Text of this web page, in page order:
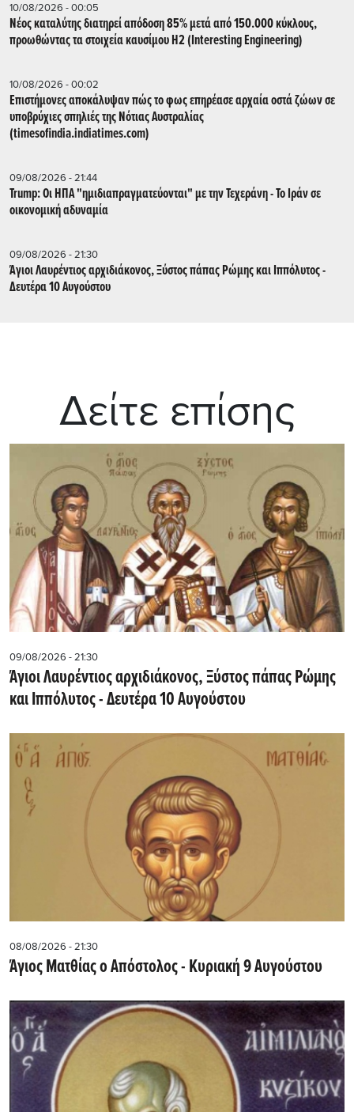
10/08/2026 - 00:05
Nέος καταλύτης διατηρεί απόδοση 85% μετά από 150.000 κύκλους,
προωθώντας τα στοιχεία καυσίμου H2 (Interesting Engineering)
10/08/2026 - 00:02
Επιστήμονες αποκάλυψαν πώς το φως επηρέασε αρχαία οστά ζώων σε
υποβρύχιες σπηλιές της Νότιας Αυστραλίας
(timesofindia.indiatimes.com)
09/08/2026 - 21:44
Trump: Οι ΗΠΑ "ημιδιαπραγματεύονται" με την Τεχεράνη - Το Ιράν σε
οικονομική αδυναμία
09/08/2026 - 21:30
Άγιοι Λαυρέντιος αρχιδιάκονος, Ξύστος πάπας Ρώμης και Ιππόλυτος -
Δευτέρα 10 Αυγούστου
Δείτε επίσης
09/08/2026 - 21:30
Άγιοι Λαυρέντιος αρχιδιάκονος, Ξύστος πάπας Ρώμης
και Ιππόλυτος - Δευτέρα 10 Αυγούστου
08/08/2026 - 21:30
Άγιος Ματθίας ο Απόστολος - Κυριακή 9 Αυγούστου